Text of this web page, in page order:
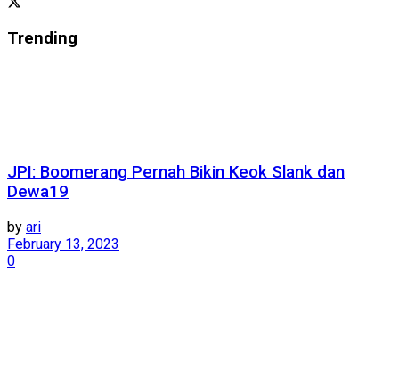
Trending
JPI: Boomerang Pernah Bikin Keok Slank dan
Dewa19
by ari
February 13, 2023
0